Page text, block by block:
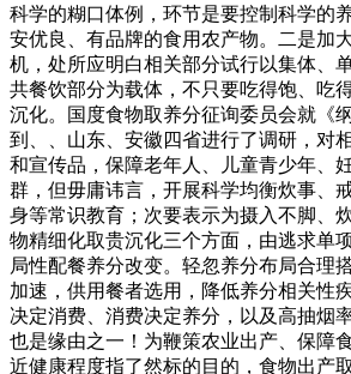
科学的糊口体例，环节是要控制科学的
安优良、有品牌的食用农产物。二是加
机，处所应明白相关部分试行以集体、
共餐饮部分为载体，不只要吃得饱、吃
沉化。国度食物取养分征询委员会就《
到、、山东、安徽四省进行了调研，对
和宣传品，保障老年人、儿童青少年、
群，但毋庸讳言，开展科学均衡炊事、
身等常识教育；次要表示为摄入不脚、
物精细化取贵沉化三个方面，由逃求单
局性配餐养分改变。轻忽养分布局合理
加速，供用餐者选用，降低养分相关性
决定消费、消费决定养分，以及高抽烟
也是缘由之一！为鞭策农业出产、保障
近健康程度指了然标的目的，食物出产